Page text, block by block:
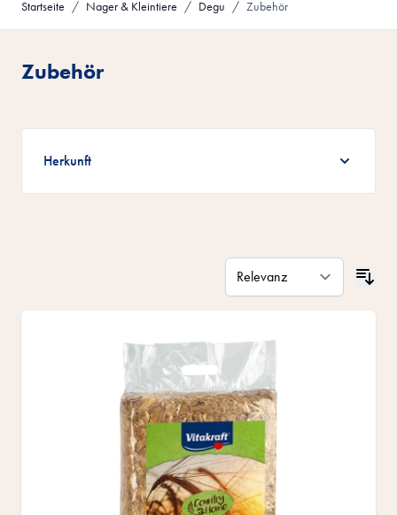
Startseite / Nager & Kleintiere / Degu / Zubehör
Zubehör
Zur Produktliste springen
Herkunft